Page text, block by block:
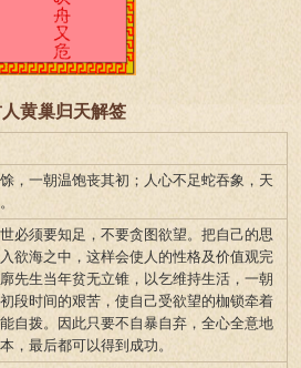
人黄巢归天解签
，一朝温饱丧其初；人心不足蛇吞象，天
必须要知足，不要贪图欲望。把自己的思
欲海之中，这样会使人的性格及价值观完
先生当年贫无立锥，以乞维持生活，一朝
段时间的艰苦，使自己受欲望的枷锁牵着
自拨。因此只要不自暴自弃，全心全意地
，最后都可以得到成功。